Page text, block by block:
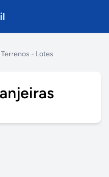
Terrenos - Lotes